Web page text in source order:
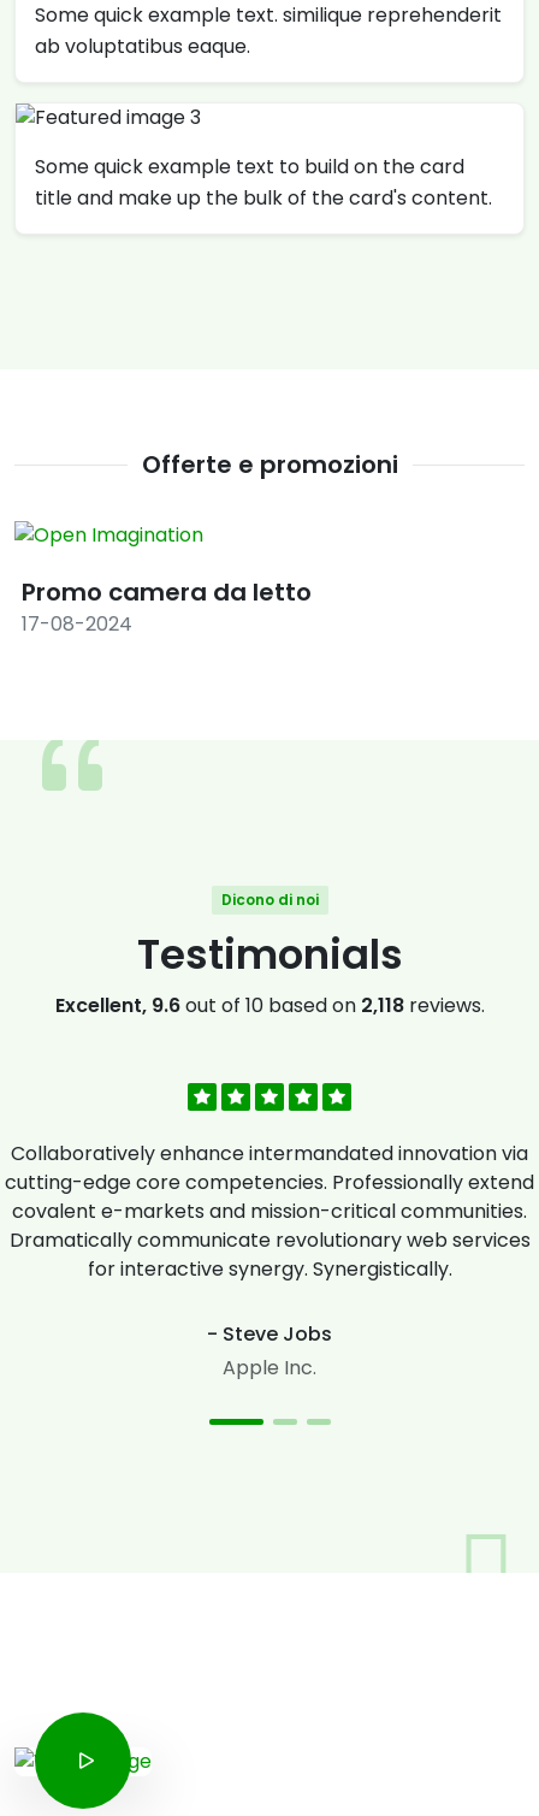
Some quick example text. similique reprehenderit
ab voluptatibus eaque.
Some quick example text to build on the card
title and make up the bulk of the card's content.
Offerte e promozioni
Promo camera da letto
17-08-2024
Dicono di noi
Testimonials
Excellent, 9.6out of 10 based on 2,118reviews.
Collaboratively enhance intermandated innovation via
cutting-edge core competencies. Professionally extend
covalent e-markets and mission-critical communities.
Dramatically communicate revolutionary web services
for interactive synergy. Synergistically.
- Steve Jobs
Apple Inc.